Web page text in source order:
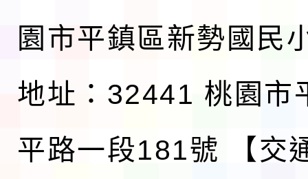
園市平鎮區新勢國民
地址：32441 桃園市
平路一段181號
【交